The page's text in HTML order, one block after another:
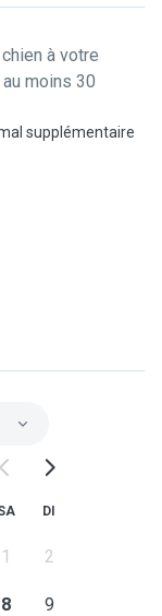
je ne laisse
votre animal.
à votre
moins 30
supplémentaire
DI
1 2
8 9